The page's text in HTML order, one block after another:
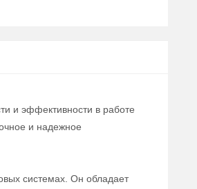
и эффективности в работе
и надежное
системах. Он обладает